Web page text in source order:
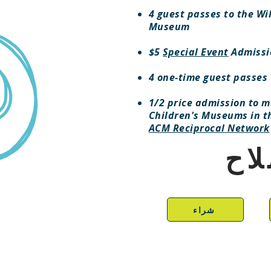
4 guest passes to the
Museum
$5Special Event
4 one-time guest passes
1/2 price admission to
Children's Museums in
ACM Reciprocal Network
شراء